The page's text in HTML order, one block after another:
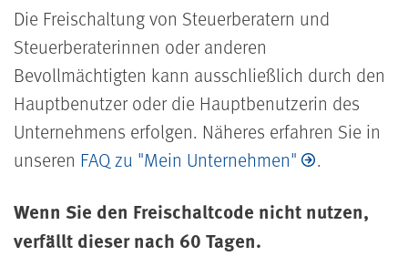
Die Freischaltung von Steuerberatern und
Steuerberaterinnen oder anderen
Bevollmächtigten kann ausschließlich durch den
Hauptbenutzer oder die Hauptbenutzerin des
Unternehmens erfolgen. Näheres erfahren Sie in
unseren FAQ zu "Mein Unternehmen" .
Wenn Sie den Freischaltcode nicht nutzen,
verfällt dieser nach 60 Tagen.